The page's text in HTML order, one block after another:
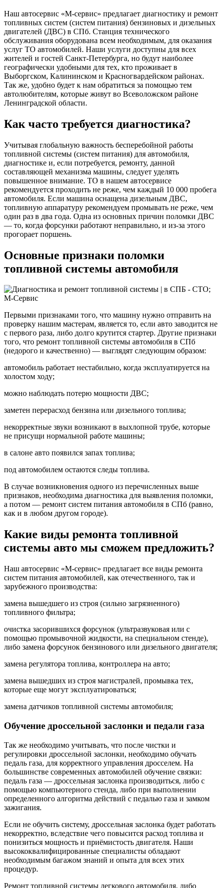
Наш автосервис «М-сервис» предлагает диагностику и ремонт
топливных систем (систем питания) бензиновых и дизельных
двигателей (ДВС) в СПб. Станция технического
обслуживания оборудована всем необходимым, для оказания
услуг ТО автомобилей. Наши услуги доступны для всех
жителей и гостей Санкт-Петербурга, но будут наиболее
географически удобными для тех, кто проживает в
Выборгском, Калининском и Красногвардейском районах.
Так же, удобно будет к нам обратиться за помощью тем
автолюбителям, которые живут во Всеволожском районе
Ленинградской области.
Как часто требуется диагностика?
Учитывая глобальную важность бесперебойной работы
топливной системы (систем питания) для автомобиля,
диагностике и, если потребуется, ремонту, данной
составляющей механизма машины, следует уделять
повышенное внимание. ТО в нашем автосервисе
рекомендуется проходить не реже, чем каждый 10 000 пробега
автомобиля. Если машина оснащена дизельным ДВС,
топливную аппаратуру рекомендуем промывать не реже, чем
один раз в два года. Одна из основных причин поломки ДВС
— то, когда форсунки работают неправильно, и из-за этого
прогорает поршень.
Основные признаки поломки
топливной системы автомобиля
Первыми признаками того, что машину нужно отправить на
проверку нашим мастерам, является то, если авто заводится не
с первого раза, либо долго крутится стартер. Другие признаки
того, что ремонт топливной системы автомобиля в СПб
(недорого и качественно) — выглядят следующим образом:
автомобиль работает нестабильно, когда эксплуатируется на
холостом ходу;
можно наблюдать потерю мощности ДВС;
заметен перерасход бензина или дизельного топлива;
некорректные звуки возникают в выхлопной трубе, которые
не присущи нормальной работе машины;
в салоне авто появился запах топлива;
под автомобилем остаются следы топлива.
В случае возникновения одного из перечисленных выше
признаков, необходима диагностика для выявления поломки,
а потом — ремонт систем питания автомобиля в СПб (равно,
как и в любом другом городе).
Какие виды ремонта топливной
системы авто мы сможем предложить?
Наш автосервис «М-сервис» предлагает все виды ремонта
систем питания автомобилей, как отечественного, так и
зарубежного производства:
замена вышедшего из строя (сильно загрязненного)
топливного фильтра;
очистка засорившихся форсунок (ультразвуковая или с
помощью промывочной жидкости, на специальном стенде),
либо замена форсунок бензинового или дизельного двигателя;
замена регулятора топлива, контроллера на авто;
замена вышедших из строя магистралей, промывка тех,
которые еще могут эксплуатироваться;
замена датчиков топливной системы автомобиля;
Обучение дроссельной заслонки и педали газа
Так же необходимо учитывать, что после чистки и
регулировки дроссельной заслонки, необходимо обучать
педаль газа, для корректного управления дросселем. На
большинстве современных автомобилей обучение связки:
педаль газа — дроссельная заслонка производиться, либо с
помощью компьютерного стенда, либо при выполнении
определенного алгоритма действий с педалью газа и замком
зажигания.
Если не обучить систему, дроссельная заслонка будет работать
некорректно, вследствие чего повысится расход топлива и
понизиться мощность и приёмистость двигателя. Наши
высококвалифицированные специалисты обладают
необходимым багажом знаний и опыта для всех этих
процедур.
Ремонт топливной системы легкового автомобиля, либо